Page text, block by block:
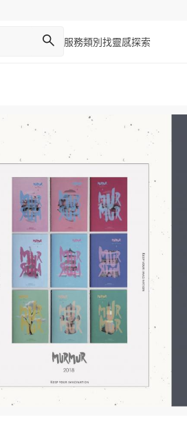
服務類別 找靈感探索